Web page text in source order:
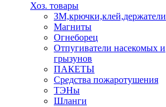
Хоз. товары
ЗМ,крючки,клей,держатели
Магниты
Огнеборец
Отпугиватели насекомых и
грызунов
ПАКЕТЫ
Средства пожаротушения
ТЭНы
Шланги